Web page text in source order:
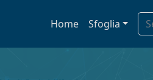
Home Sfoglia